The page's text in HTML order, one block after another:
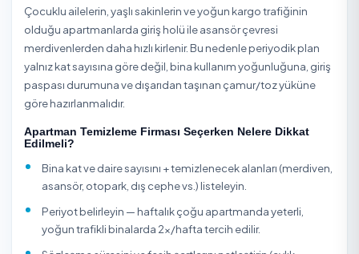
Üsküdar / İstanbul Kuru Temizleme
Üsküdar / İstanbul Ofis Temizliği
Üsküdar / İstanbul Perde Yıkama
Üsküdar / İstanbul Saatlik/Günlük Yardımcı Hizmet